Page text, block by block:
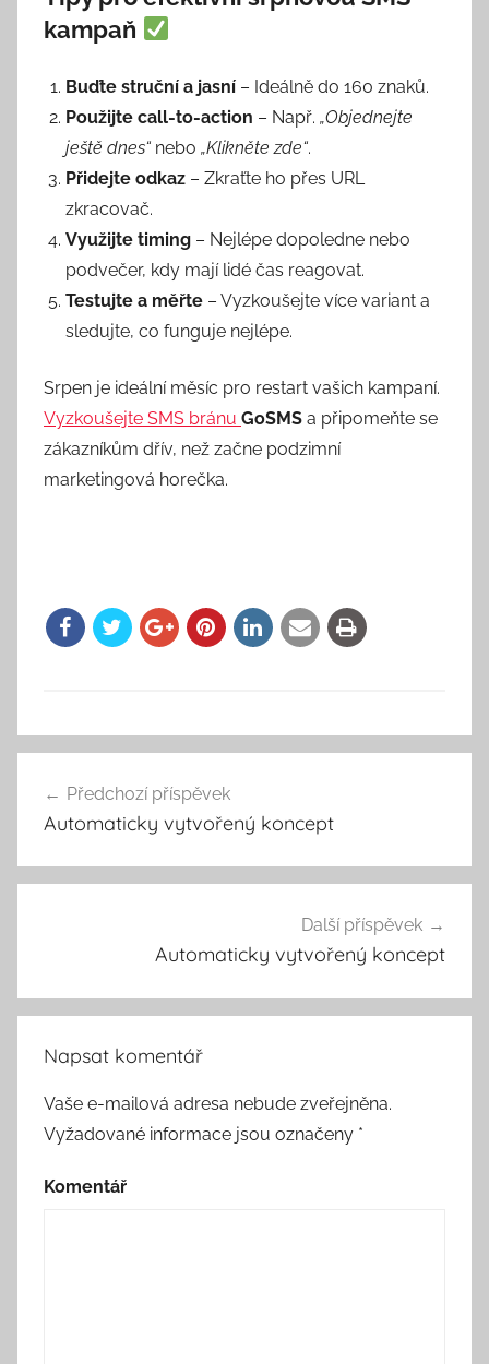
kampaň
Buďte struční a jasní – Ideálně do 160 znaků.
Použijte call-to-action – Např. „Objednejte
ještě dnes“ nebo „Klikněte zde“.
Přidejte odkaz – Zkraťte ho přes URL
zkracovač.
Využijte timing – Nejlépe dopoledne nebo
podvečer, kdy mají lidé čas reagovat.
Testujte a měřte – Vyzkoušejte více variant a
sledujte, co funguje nejlépe.
Srpen je ideální měsíc pro restart vašich kampaní.
Vyzkoušejte SMS bránu GoSMS a připomeňte se
zákazníkům dřív, než začne podzimní
marketingová horečka.
Navigace
pro
příspěvek
Předchozí příspěvek
Automaticky vytvořený koncept
Další příspěvek
Automaticky vytvořený koncept
Napsat komentář
Vaše e-mailová adresa nebude zveřejněna.
Vyžadované informace jsou označeny *
Komentář